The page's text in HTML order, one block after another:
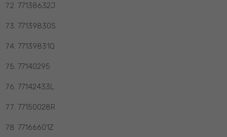
77138632J
77139830S
77139831Q
77140295
77142433L
77150028R
77166601Z